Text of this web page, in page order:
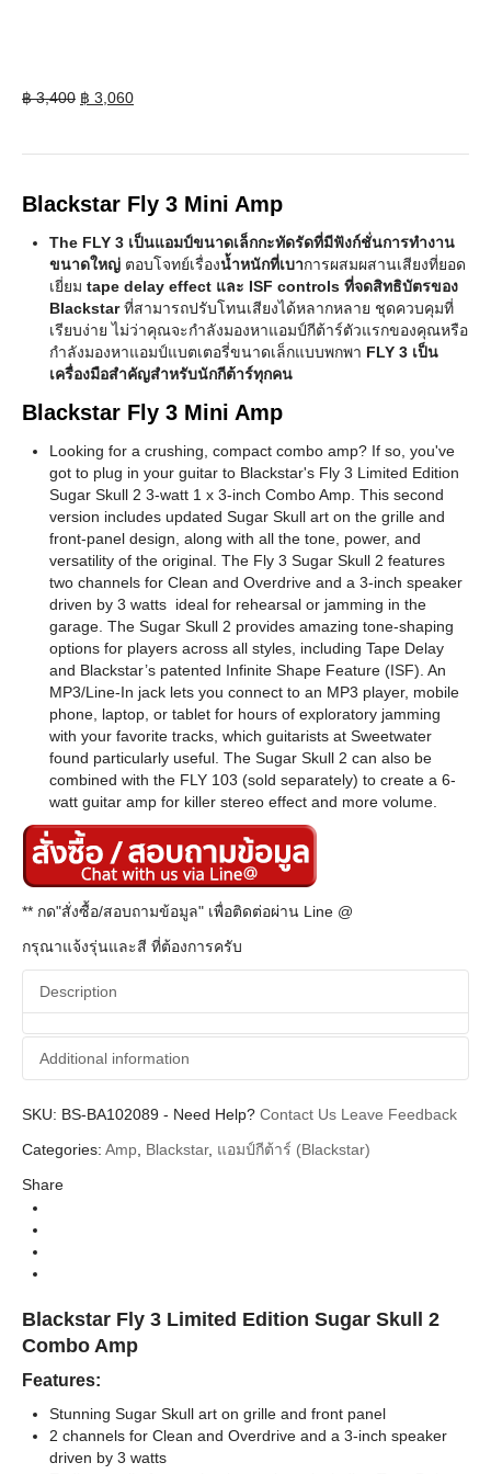
฿3,400 Original
฿ 3,060Current
Blackstar Fly 3 Mini Amp
The FLY 3 เป็นแอมป์ขนาดเล็กกะทัดรัดที่มีฟังก์ชั่นการทำงาน
ขนาดใหญ่ ตอบโจทย์เรื่องน้ำหนักที่เบาการผสมผสานเสียงที่ยอด
เยี่ยม tape delay effect และ ISF controls ที่จดสิทธิบัตรของ
Blackstarที่สามารถปรับโทนเสียงได้หลากหลาย ชุดควบคุมที่
เรียบง่าย ไม่ว่าคุณจะกำลังมองหาแอมป์กีต้าร์ตัวแรกของคุณหรือ
กำลังมองหาแอมป์แบตเตอรี่ขนาดเล็กแบบพกพา FLY 3 เป็น
เครื่องมือสำคัญสำหรับนักกีต้าร์ทุกคน
Blackstar Fly 3 Mini Amp
Looking for a crushing, compact combo amp? If so, you've
got to plug in your guitar to Blackstar's Fly 3 Limited Edition
Sugar Skull 2 3-watt 1 x 3-inch Combo Amp. This second
version includes updated Sugar Skull art on the grille and
front-panel design, along with all the tone, power, and
versatility of the original. The Fly 3 Sugar Skull 2 features
two channels for Clean and Overdrive and a 3-inch speaker
driven by 3 watts ideal for rehearsal or jamming in the
garage. The Sugar Skull 2 provides amazing tone-shaping
options for players across all styles, including Tape Delay
and Blackstar’s patented Infinite Shape Feature (ISF). An
MP3/Line-In jack lets you connect to an MP3 player, mobile
phone, laptop, or tablet for hours of exploratory jamming
with your favorite tracks, which guitarists at Sweetwater
found particularly useful. The Sugar Skull 2 can also be
combined with the FLY 103 (sold separately) to create a 6-
watt guitar amp for killer stereo effect and more volume.
** กด"สั่งซื้อ/สอบถามข้อมูล" เพื่อติดต่อผ่าน Line @
กรุณาแจ้งรุ่นและสี ที่ต้องการครับ
Description
Additional information
Additional information
Brands Blackstar
SKU: BS-BA102089 - Need Help? Contact Us Leave Feedback
Categories: Amp Blackstar, แอมป์กีต้าร์ (Blackstar)
Share
Blackstar Fly 3 Limited Edition Sugar Skull 2
Combo Amp
Features:
Stunning Sugar Skull art on grille and front panel
2 channels for Clean and Overdrive and a 3-inch speaker
driven by 3 watts